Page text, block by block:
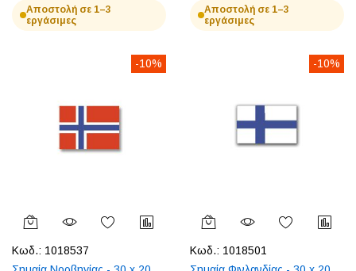
Αποστολή σε 1–3
εργάσιμες
Αποστολή σε 1–3
εργάσιμες
-10%
Κωδ.: 1018537
-10%
Κωδ.: 1018501